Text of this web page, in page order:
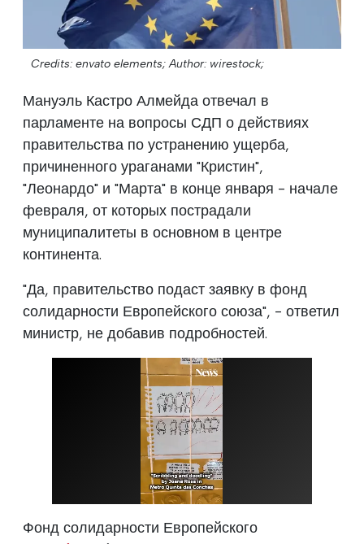
Credits: envato elements; Author: wirestock;
Мануэль Кастро Алмейда отвечал в
парламенте на вопросы СДП о действиях
правительства по устранению ущерба,
причиненного ураганами "Кристин",
"Леонардо" и "Марта" в конце января - начале
февраля, от которых пострадали
муниципалитеты в основном в центре
континента.
"Да, правительство подаст заявку в фонд
солидарности Европейского союза", - ответил
министр, не добавив подробностей.
Фонд солидарности Европейского